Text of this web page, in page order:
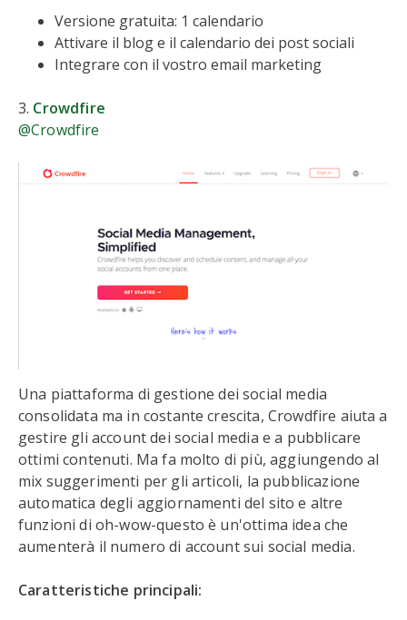
Versione gratuita: 1 calendario
Attivare il blog e il calendario dei post sociali
Integrare con il vostro email marketing
3. Crowdfire
@Crowdfire
Una piattaforma di gestione dei social media
consolidata ma in costante crescita, Crowdfire aiuta a
gestire gli account dei social media e a pubblicare
ottimi contenuti. Ma fa molto di più, aggiungendo al
mix suggerimenti per gli articoli, la pubblicazione
automatica degli aggiornamenti del sito e altre
funzioni di oh-wow-questo è un'ottima idea che
aumenterà il numero di account sui social media.
Caratteristiche principali: